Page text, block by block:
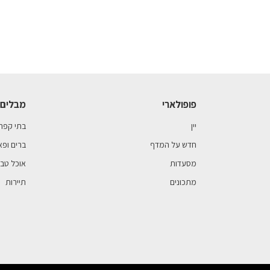
פופולארי
יין
חדש על המדף
מסעדות
מתכונים
בתי
ברים
אוכל
תיירות